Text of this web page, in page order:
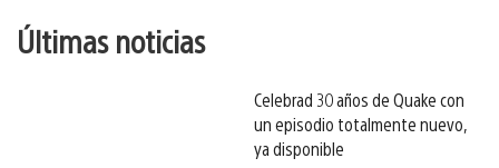
Últimas noticias
Celebrad 30 años de Quake con
un episodio totalmente nuevo,
ya disponible